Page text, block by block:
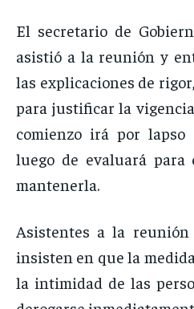
El secretario de
asistió a la reunión y
las explicaciones de
para justificar la
comienzo irá por lapso
luego de evaluará para
mantenerla.
Asistentes a la reunión
insisten en que la
la intimidad de las